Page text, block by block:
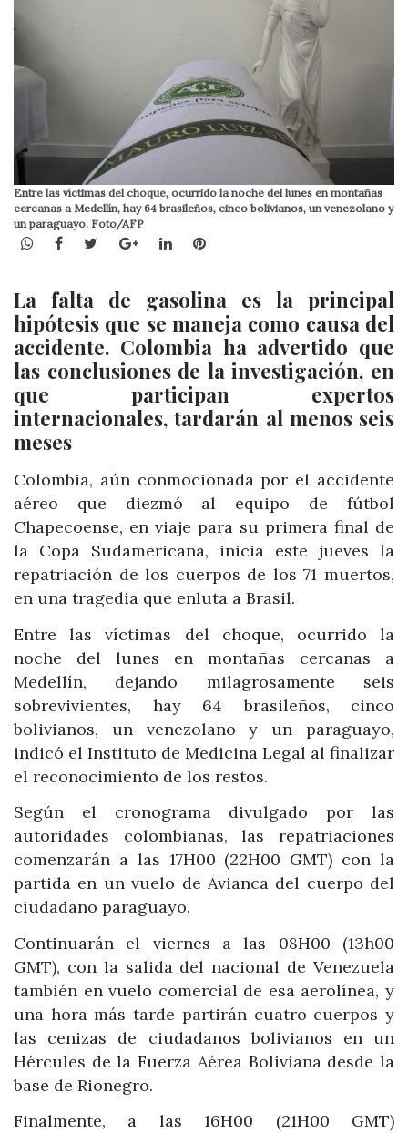
Entre las víctimas del choque, ocurrido la noche del lunes en montañas
cercanas a Medellín, hay 64 brasileños, cinco bolivianos, un venezolano y
un paraguayo. Foto/AFP
WhatsApp
Facebook
TwitterGoogle+LinkedInPinterest
La falta de gasolina es la principal
hipótesis que se maneja como causa del
accidente. Colombia ha advertido que
las conclusiones de la investigación, en
que participan expertos
internacionales, tardarán al menos seis
meses
Colombia, aún conmocionada por el accidente
aéreo que diezmó al equipo de fútbol
Chapecoense, en viaje para su primera final de
la Copa Sudamericana, inicia este jueves la
repatriación de los cuerpos de los 71 muertos,
en una tragedia que enluta a Brasil.
Entre las víctimas del choque, ocurrido la
noche del lunes en montañas cercanas a
Medellín, dejando milagrosamente seis
sobrevivientes, hay 64 brasileños, cinco
bolivianos, un venezolano y un paraguayo,
indicó el Instituto de Medicina Legal al finalizar
el reconocimiento de los restos.
Según el cronograma divulgado por las
autoridades colombianas, las repatriaciones
comenzarán a las 17H00 (22H00 GMT) con la
partida en un vuelo de Avianca del cuerpo del
ciudadano paraguayo.
Continuarán el viernes a las 08H00 (13h00
GMT), con la salida del nacional de Venezuela
también en vuelo comercial de esa aerolínea, y
una hora más tarde partirán cuatro cuerpos y
las cenizas de ciudadanos bolivianos en un
Hércules de la Fuerza Aérea Boliviana desde la
base de Rionegro.
Finalmente, a las 16H00 (21H00 GMT)